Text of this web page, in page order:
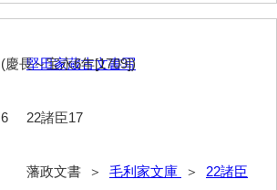
堅田家蔵古文書写
22諸臣17
藩政文書 ＞ 毛利家文庫 ＞ 22諸臣
(慶長～宝永6年[1709])
6